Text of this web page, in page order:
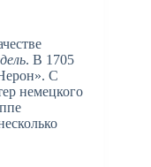
. В 1705
С
немецкого